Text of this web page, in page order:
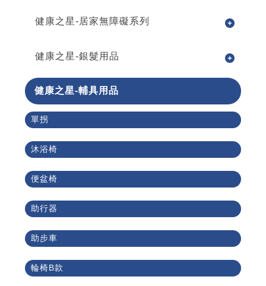
健康之星-居家無障礙系列
健康之星-銀髮用品
健康之星-輔具用品
單拐
沐浴椅
便盆椅
助行器
助步車
輪椅B款